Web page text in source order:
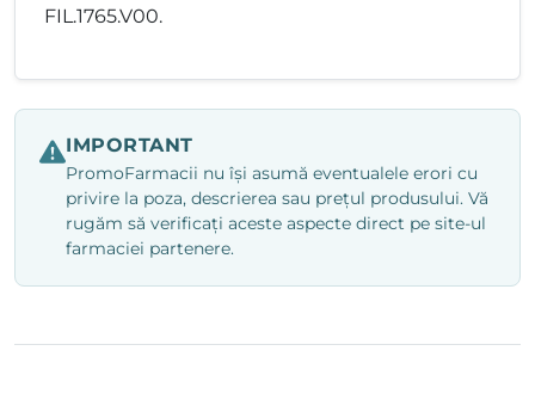
FIL.1765.V00.
IMPORTANT
PromoFarmacii nu își asumă eventualele erori cu
privire la poza, descrierea sau prețul produsului. Vă
rugăm să verificați aceste aspecte direct pe site-ul
farmaciei partenere.